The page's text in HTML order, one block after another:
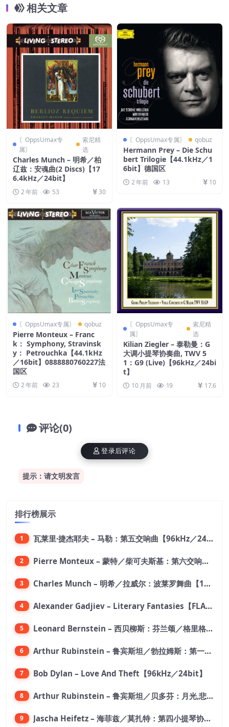
相关文章
〖OppsUmax专
属〗
索尼精
选
Charles Munch – 明希／柏
辽兹：安魂曲(2 Discs)【17
6.4kHz／24bit】
2 年前 53 30
〖OppsUmax专属〗 qobuz
Hermann Prey – Die Schu
bert Trilogie【44.1kHz／1
6bit】德国区
2 年前 13 10
〖OppsUmax专属〗 qobuz
Pierre Monteux – Franc
k： Symphony, Stravinsk
y： Petrouchka【44.1kHz
／16bit】0888880760227法
国区
2 年前 23 10
〖OppsUmax专
属〗
索尼精
选
Kilian Ziegler – 泰勒曼：G
大调小提琴协奏曲, TWV 5
1：G9 (Live)【96kHz／24bi
t】
10 月前 19 17.6
评论(0)
提示：请文明发言
登录后评论
排行榜展示
1 瓦莱里·捷杰耶夫 – 马勒：第五交响曲【96kHz／24bit】
2 Pierre Monteux – 蒙特／柴可夫斯基：第六交响曲【176.4kHz／24bit】
3 Charles Munch – 明希／拉威尔：波莱罗舞曲【176.4kHz／24bit】
4 Alexander Gadjiev – Literary Fantasies【FLAC 192】
5 Leonard Bernstein – 西贝柳斯：芬兰颂／格里格：培尔·金特组曲【44.1kHz／24bit】
6 Arthur Rubinstein – 鲁宾斯坦／勃拉姆斯：第一钢琴协奏曲【176.4kHz／24bit】
7 Bob Dylan – Love And Theft【96kHz／24bit】
8 Arthur Rubinstein – 鲁宾斯坦／贝多芬：月光,悲怆,热情,告别钢琴奏鸣曲【176.4kHz／24bit】
9 Jascha Heifetz – 海菲兹／莫扎特：第四小提琴协奏曲，第五小提琴协奏曲《土耳其》／维瓦尔第：小提琴与大提琴协奏曲，RV 547【192kHz／24bit】